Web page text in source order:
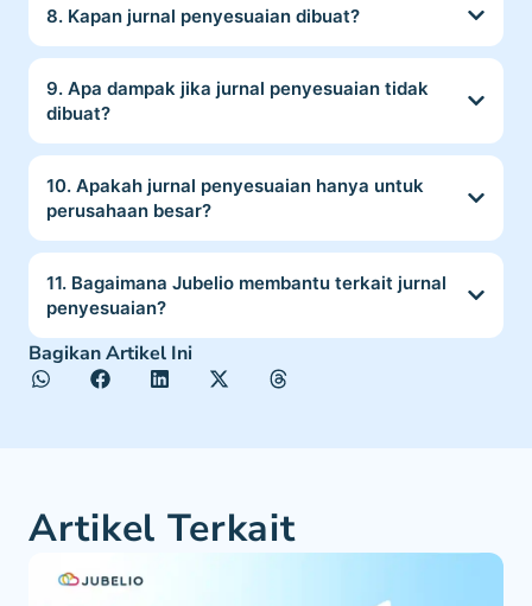
8. Kapan jurnal penyesuaian dibuat?
9. Apa dampak jika jurnal penyesuaian tidak
dibuat?
10. Apakah jurnal penyesuaian hanya untuk
perusahaan besar?
11. Bagaimana Jubelio membantu terkait jurnal
penyesuaian?
Bagikan Artikel Ini
Artikel Terkait